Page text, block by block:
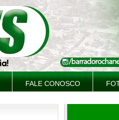
FALE CONOSCO